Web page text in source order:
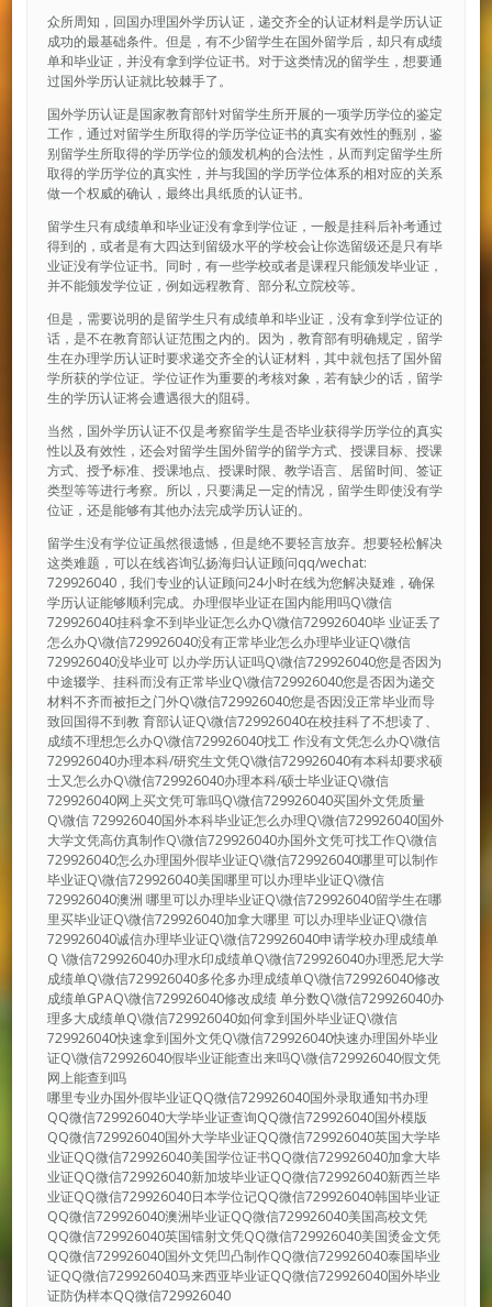
众所周知，回国办理国外学历认证，递交齐全的认证材料是学历认证
成功的最基础条件。但是，有不少留学生在国外留学后，却只有成绩
单和毕业证，并没有拿到学位证书。对于这类情况的留学生，想要通
过国外学历认证就比较棘手了。
国外学历认证是国家教育部针对留学生所开展的一项学历学位的鉴定
工作，通过对留学生所取得的学历学位证书的真实有效性的甄别，鉴
别留学生所取得的学历学位的颁发机构的合法性，从而判定留学生所
取得的学历学位的真实性，并与我国的学历学位体系的相对应的关系
做一个权威的确认，最终出具纸质的认证书。
留学生只有成绩单和毕业证没有拿到学位证，一般是挂科后补考通过
得到的，或者是有大四达到留级水平的学校会让你选留级还是只有毕
业证没有学位证书。同时，有一些学校或者是课程只能颁发毕业证，
并不能颁发学位证，例如远程教育、部分私立院校等。
但是，需要说明的是留学生只有成绩单和毕业证，没有拿到学位证的
话，是不在教育部认证范围之内的。因为，教育部有明确规定，留学
生在办理学历认证时要求递交齐全的认证材料，其中就包括了国外留
学所获的学位证。学位证作为重要的考核对象，若有缺少的话，留学
生的学历认证将会遭遇很大的阻碍。
当然，国外学历认证不仅是考察留学生是否毕业获得学历学位的真实
性以及有效性，还会对留学生国外留学的留学方式、授课目标、授课
方式、授予标准、授课地点、授课时限、教学语言、居留时间、签证
类型等等进行考察。所以，只要满足一定的情况，留学生即使没有学
位证，还是能够有其他办法完成学历认证的。
留学生没有学位证虽然很遗憾，但是绝不要轻言放弃。想要轻松解决
这类难题，可以在线咨询弘扬海归认证顾问qq/wechat:
729926040，我们专业的认证顾问24小时在线为您解决疑难，确保
学历认证能够顺利完成。办理假毕业证在国内能用吗Q\微信
729926040挂科拿不到毕业证怎么办Q\微信729926040毕 业证丢了
怎么办Q\微信729926040没有正常毕业怎么办理毕业证Q\微信
729926040没毕业可 以办学历认证吗Q\微信729926040您是否因为
中途辍学、挂科而没有正常毕业Q\微信729926040您是否因为递交
材料不齐而被拒之门外Q\微信729926040您是否因没正常毕业而导
致回国得不到教 育部认证Q\微信729926040在校挂科了不想读了、
成绩不理想怎么办Q\微信729926040找工 作没有文凭怎么办Q\微信
729926040办理本科/研究生文凭Q\微信729926040有本科却要求硕
士又怎么办Q\微信729926040办理本科/硕士毕业证Q\微信
729926040网上买文凭可靠吗Q\微信729926040买国外文凭质量
Q\微信 729926040国外本科毕业证怎么办理Q\微信729926040国外
大学文凭高仿真制作Q\微信729926040办国外文凭可找工作Q\微信
729926040怎么办理国外假毕业证Q\微信729926040哪里可以制作
毕业证Q\微信729926040美国哪里可以办理毕业证Q\微信
729926040澳洲 哪里可以办理毕业证Q\微信729926040留学生在哪
里买毕业证Q\微信729926040加拿大哪里 可以办理毕业证Q\微信
729926040诚信办理毕业证Q\微信729926040申请学校办理成绩单
Q \微信729926040办理水印成绩单Q\微信729926040办理悉尼大学
成绩单Q\微信729926040多伦多办理成绩单Q\微信729926040修改
成绩单GPAQ\微信729926040修改成绩 单分数Q\微信729926040办
理多大成绩单Q\微信729926040如何拿到国外毕业证Q\微信
729926040快速拿到国外文凭Q\微信729926040快速办理国外毕业
证Q\微信729926040假毕业证能查出来吗Q\微信729926040假文凭
网上能查到吗
哪里专业办国外假毕业证QQ微信729926040国外录取通知书办理
QQ微信729926040大学毕业证查询QQ微信729926040国外模版
QQ微信729926040国外大学毕业证QQ微信729926040英国大学毕
业证QQ微信729926040美国学位证书QQ微信729926040加拿大毕
业证QQ微信729926040新加坡毕业证QQ微信729926040新西兰毕
业证QQ微信729926040日本学位记QQ微信729926040韩国毕业证
QQ微信729926040澳洲毕业证QQ微信729926040美国高校文凭
QQ微信729926040英国镭射文凭QQ微信729926040美国烫金文凭
QQ微信729926040国外文凭凹凸制作QQ微信729926040泰国毕业
证QQ微信729926040马来西亚毕业证QQ微信729926040国外毕业
证防伪样本QQ微信729926040